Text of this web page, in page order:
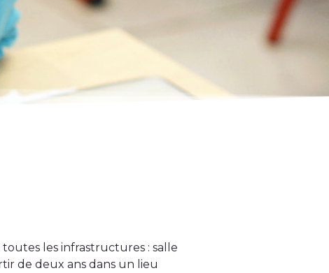
les infrastructures : salle
de deux ans dans un lieu